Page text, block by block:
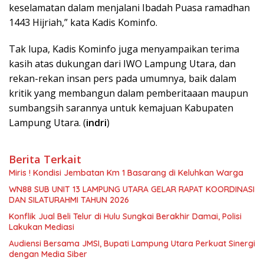
keselamatan dalam menjalani Ibadah Puasa ramadhan
1443 Hijriah,” kata Kadis Kominfo.
Tak lupa, Kadis Kominfo juga menyampaikan terima
kasih atas dukungan dari IWO Lampung Utara, dan
rekan-rekan insan pers pada umumnya, baik dalam
kritik yang membangun dalam pemberitaaan maupun
sumbangsih sarannya untuk kemajuan Kabupaten
Lampung Utara. (indri)
Berita Terkait
Miris ! Kondisi Jembatan Km 1 Basarang di Keluhkan Warga
WN88 SUB UNIT 13 LAMPUNG UTARA GELAR RAPAT KOORDINASI
DAN SILATURAHMI TAHUN 2026
Konflik Jual Beli Telur di Hulu Sungkai Berakhir Damai, Polisi
Lakukan Mediasi
Audiensi Bersama JMSI, Bupati Lampung Utara Perkuat Sinergi
dengan Media Siber